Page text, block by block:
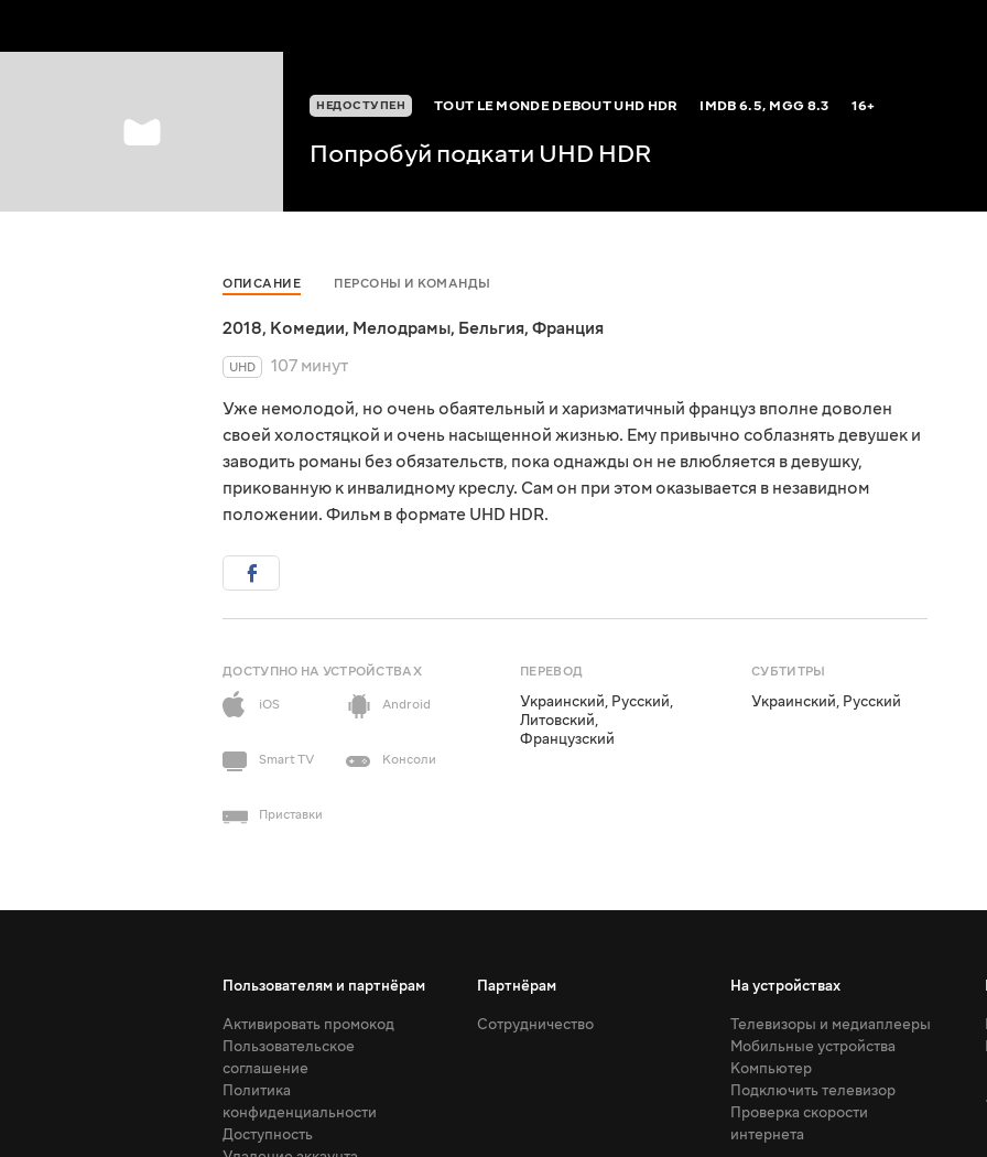
НЕДОСТУПЕН TOUT LE MONDE DEBOUT UHD HDR IMDB6.5, MGG8.3 16+
Попробуй подкати UHD HDR
ОПИСАНИЕ ПЕРСОНЫ И КОМАНДЫ
2018, Комедии, Мелодрамы, Бельгия, Франция
UHD
107 минут
Уже немолодой, но очень обаятельный и харизматичный француз вполне доволен
своей холостяцкой и очень насыщенной жизнью. Ему привычно соблазнять девушек и
заводить романы без обязательств, пока однажды он не влюбляется в девушку,
прикованную к инвалидному креслу. Сам он при этом оказывается в незавидном
положении. Фильм в формате UHD HDR.
ДОСТУПНО НА УСТРОЙСТВАХ
iOS
Android
Smart TV Консоли
Приставки
ПЕРЕВОД
Украинский, Русский,
Литовский,
Французский
СУБТИТРЫ
Украинский, Русский
Пользователям и партнёрам
Активировать промокод
Пользовательское
соглашение
Политика
конфиденциальности
Доступность
Партнёрам
Сотрудничество
На устройствах
Телевизоры и медиаплееры
Мобильные устройства
Компьютер
Подключить телевизор
Проверка скорости
интернета